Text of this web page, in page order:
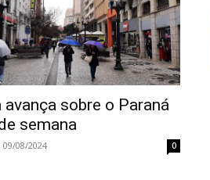
sobre o Paraná
semana
09/08/2024 0